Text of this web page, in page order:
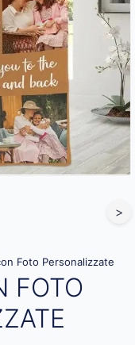
>
Foto Personalizzate
FOTO